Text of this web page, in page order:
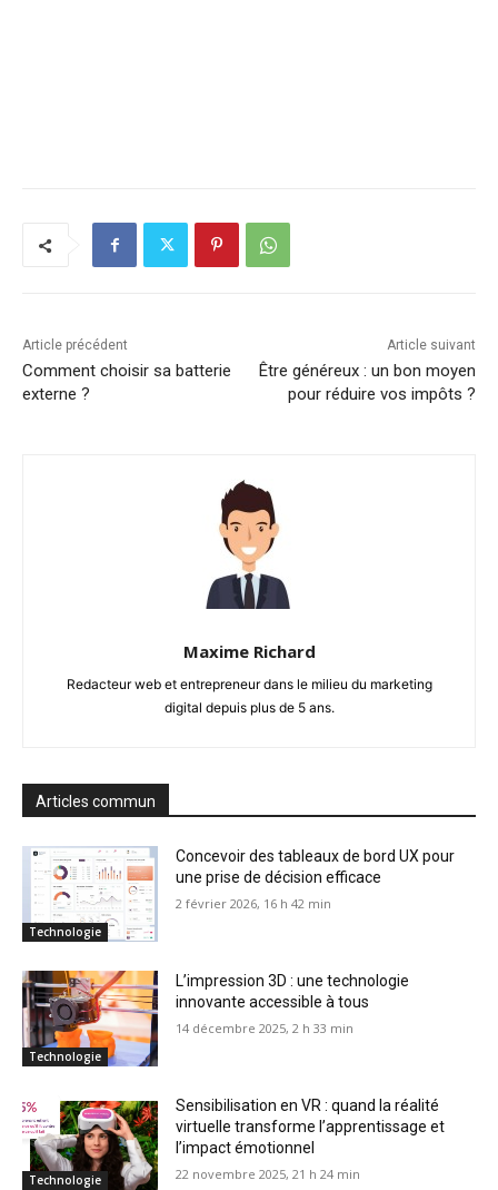
Article précédent
Comment choisir sa batterie
externe ?
Article suivant
Être généreux : un bon moyen
pour réduire vos impôts ?
Maxime Richard
Redacteur web et entrepreneur dans le milieu du marketing
digital depuis plus de 5 ans.
Articles commun
Technologie
Concevoir des tableaux de bord UX pour
une prise de décision efficace
2 février 2026, 16 h 42 min
Technologie
L’impression 3D : une technologie
innovante accessible à tous
14 décembre 2025, 2 h 33 min
Technologie
Sensibilisation en VR : quand la réalité
virtuelle transforme l’apprentissage et
l’impact émotionnel
22 novembre 2025, 21 h 24 min